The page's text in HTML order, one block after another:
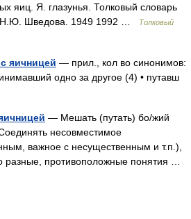
яиц. Я. глазунья. Толковый словарь
Н.Ю. Шведова. 1949 1992 …
Толковый
яичницей — прил., кол во синонимов:
одно за другое (4) • путавш
— Мешать (путать) бо/жий
несовместимое
важное с несущественным и т.п.),
разные, противоположные понятия …